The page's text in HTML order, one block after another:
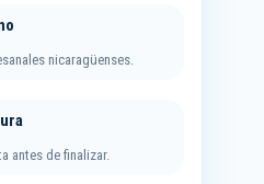
nicaragüenses.
antes de finalizar.